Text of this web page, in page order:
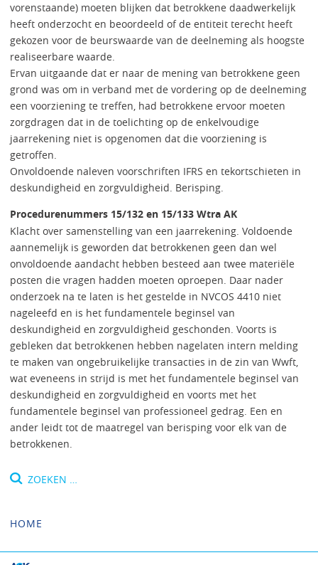
vorenstaande) moeten blijken dat betrokkene daadwerkelijk
heeft onderzocht en beoordeeld of de entiteit terecht heeft
gekozen voor de beurswaarde van de deelneming als hoogste
realiseerbare waarde.
Ervan uitgaande dat er naar de mening van betrokkene geen
grond was om in verband met de vordering op de deelneming
een voorziening te treffen, had betrokkene ervoor moeten
zorgdragen dat in de toelichting op de enkelvoudige
jaarrekening niet is opgenomen dat die voorziening is
getroffen.
Onvoldoende naleven voorschriften IFRS en tekortschieten in
deskundigheid en zorgvuldigheid. Berisping.
Procedurenummers 15/132 en 15/133 Wtra AK
Klacht over samenstelling van een jaarrekening. Voldoende
aannemelijk is geworden dat betrokkenen geen dan wel
onvoldoende aandacht hebben besteed aan twee materiële
posten die vragen hadden moeten oproepen. Daar nader
onderzoek na te laten is het gestelde in NVCOS 4410 niet
nageleefd en is het fundamentele beginsel van
deskundigheid en zorgvuldigheid geschonden. Voorts is
gebleken dat betrokkenen hebben nagelaten intern melding
te maken van ongebruikelijke transacties in de zin van Wwft,
wat eveneens in strijd is met het fundamentele beginsel van
deskundigheid en zorgvuldigheid en voorts met het
fundamentele beginsel van professioneel gedrag. Een en
ander leidt tot de maatregel van berisping voor elk van de
betrokkenen.
Zoeken
HOME